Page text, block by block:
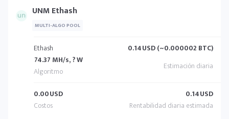
UNM Ethash
MULTI-ALGO POOL
Ethash
74.37 MH/s, ? W
0.14USD (~0.000002 BTC)
0.00USD 0.14USD